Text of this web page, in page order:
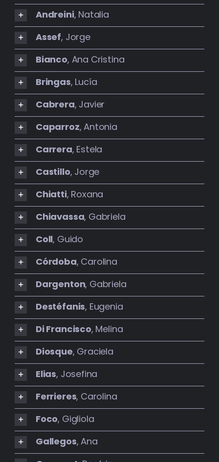
Andreini, Natalia
Assef, Jorge
Bianco, Ana Cristina
Bringas, Lucía
Cabrera, Javier
Caparroz, Antonia
Carrera, Estela
Castillo, Jorge
Chiatti, Roxana
Chiavassa, Gabriela
Coll, Guido
Córdoba, Carolina
Dargenton, Gabriela
Destéfanis, Eugenia
Di Francisco, Melina
Diosque, Graciela
Elias, Josefina
Ferrieres, Carolina
Foco, Gigliola
Gallegos, Ana